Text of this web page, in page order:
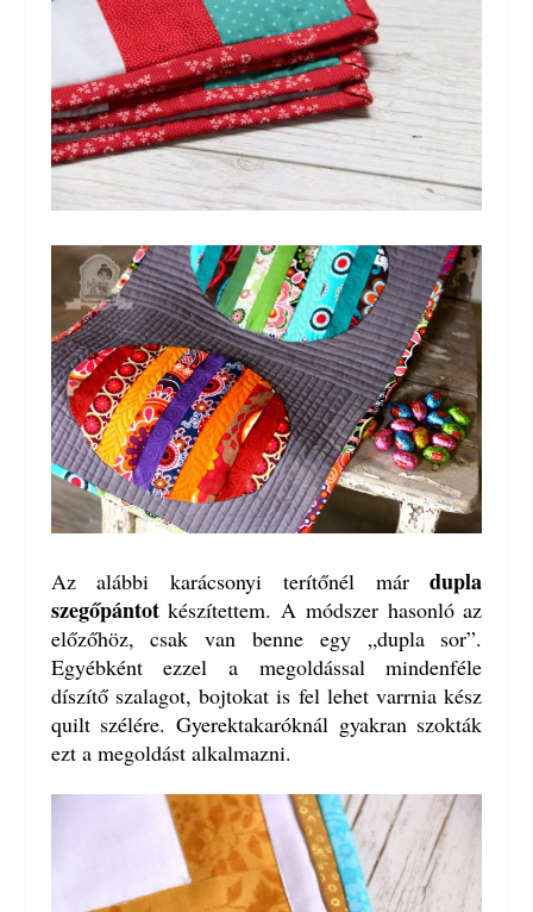
Az alábbi karácsonyi terítőnél márdupla
szegőpántotkészítettem. A módszer hasonló az
előzőhöz, csak van benne egy „dupla sor”.
Egyébként ezzel a megoldással mindenféle
díszítő szalagot, bojtokat is fel lehet varrnia kész
quilt szélére. Gyerektakaróknál gyakran szokták
ezt a megoldást alkalmazni.